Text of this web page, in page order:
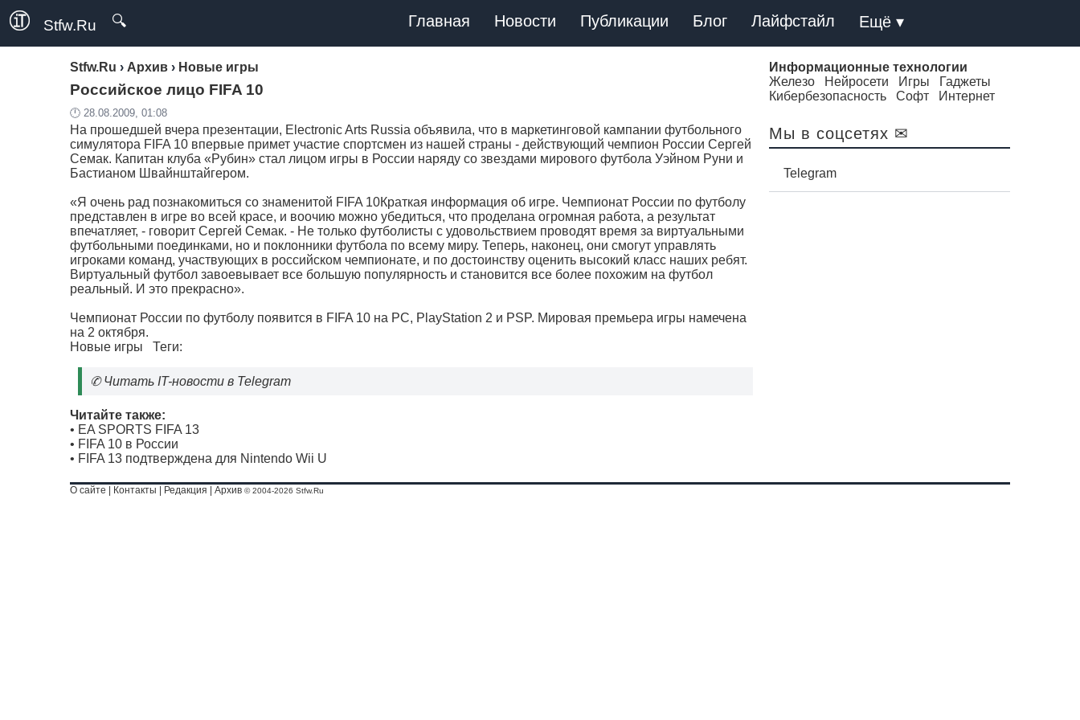
Stfw.Ru 🔍 Главная Новости Публикации Блог Лайфстайл Ещё ▾
Stfw.Ru › Архив › Новые игры
Российское лицо FIFA 10
🕛 28.08.2009, 01:08
На прошедшей вчера презентации, Electronic Arts Russia объявила, что в маркетинговой кампании футбольного
симулятора FIFA 10 впервые примет участие спортсмен из нашей страны - действующий чемпион России Сергей
Семак. Капитан клуба «Рубин» стал лицом игры в России наряду со звездами мирового футбола Уэйном Руни и
Бастианом Швайнштайгером.
«Я очень рад познакомиться со знаменитой FIFA 10Краткая информация об игре. Чемпионат России по футболу
представлен в игре во всей красе, и воочию можно убедиться, что проделана огромная работа, а результат
впечатляет, - говорит Сергей Семак. - Не только футболисты с удовольствием проводят время за виртуальными
футбольными поединками, но и поклонники футбола по всему миру. Теперь, наконец, они смогут управлять
игроками команд, участвующих в российском чемпионате, и по достоинству оценить высокий класс наших ребят.
Виртуальный футбол завоевывает все большую популярность и становится все более похожим на футбол
реальный. И это прекрасно».
Чемпионат России по футболу появится в FIFA 10 на РС, PlayStation 2 и PSP. Мировая премьера игры намечена
на 2 октября.
Новые игры Теги:
✆Читать IT-новости в Telegram
Читайте также:
• EA SPORTS FIFA 13
• FIFA 10 в России
• FIFA 13 подтверждена для Nintendo Wii U
Информационные технологии
Железо
Нейросети Игры
Гаджеты
Кибербезопасность
Софт Интернет
Мы в соцсетях ✉
Telegram
О сайте Контакты Редакция Архив © 2004-2026 Stfw.Ru